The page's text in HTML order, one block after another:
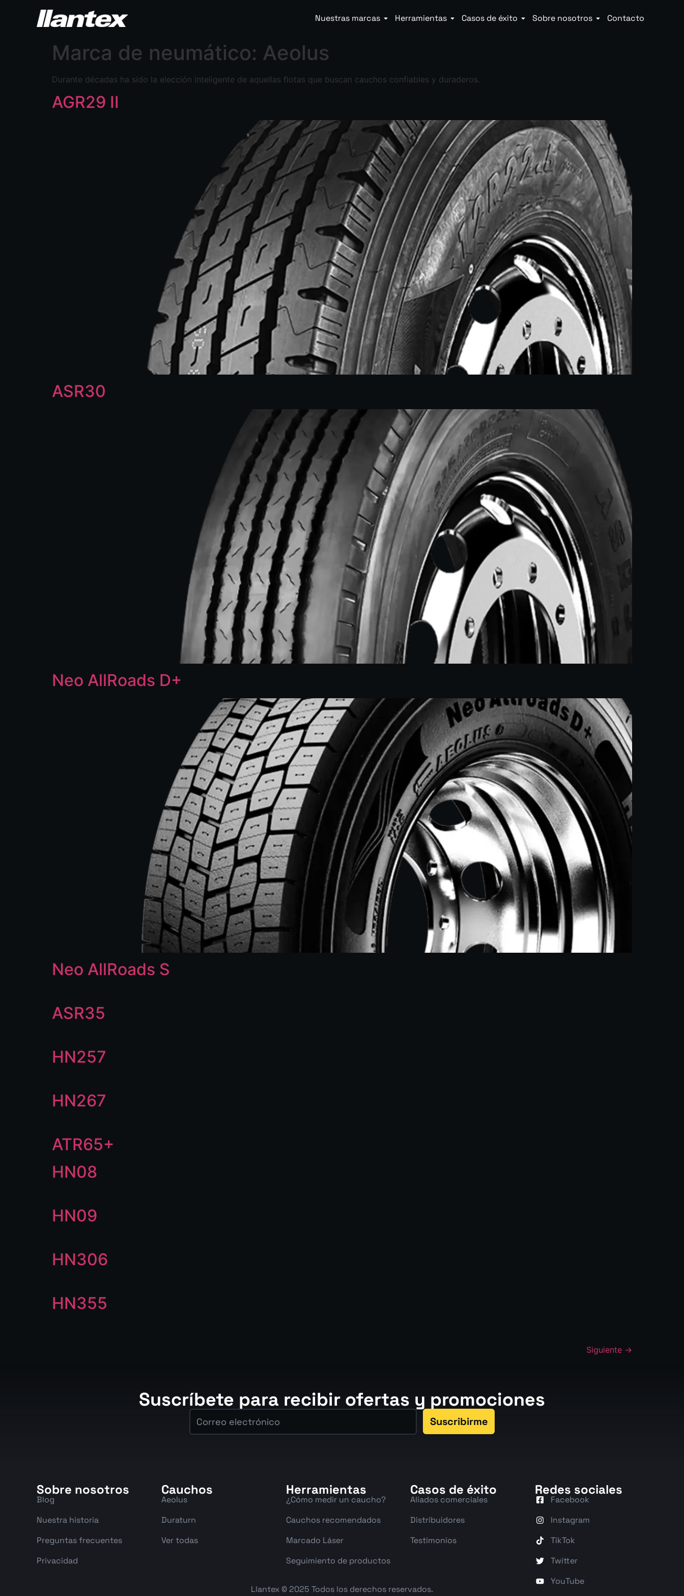
Nuestras marcas Herramientas Casos de éxito Sobre nosotros Contacto
Marca de neumático: Aeolus
Durante décadas ha sido la elección inteligente de aquellas flotas que buscan cauchos confiables y duraderos.
AGR29 II
ASR30
Neo AllRoads D+
Neo AllRoads S
ASR35
HN257
HN267
ATR65+
HN08
HN09
HN306
HN355
Siguiente →
Suscríbete para recibir ofertas y promociones
Suscribirme
Sobre nosotros
Blog
Nuestra historia
Preguntas frecuentes
Privacidad
Cauchos
Aeolus
Duraturn
Ver todas
Herramientas
¿Cómo medir un caucho?
Cauchos recomendados
Marcado Láser
Seguimiento de productos
Casos de éxito
Aliados comerciales
Distribuidores
Testimonios
Redes sociales
Facebook
Instagram
TikTok
Twitter
YouTube
Llantex © 2025 Todos los derechos reservados.